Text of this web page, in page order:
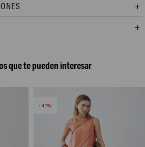
que te pueden interesar
47